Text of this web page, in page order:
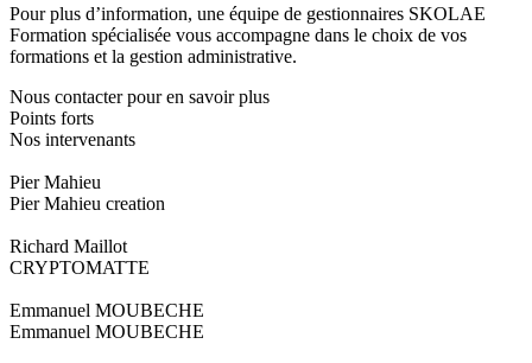
Pour plus d’information, une équipe de gestionnaires SKOLAE
Formation spécialisée vous accompagne dans le choix de vos
formations et la gestion administrative.
Nous contacter pour en savoir plus
Points forts
Nos intervenants
Pier Mahieu
Pier Mahieu creation
Richard Maillot
CRYPTOMATTE
Emmanuel MOUBECHE
Emmanuel MOUBECHE